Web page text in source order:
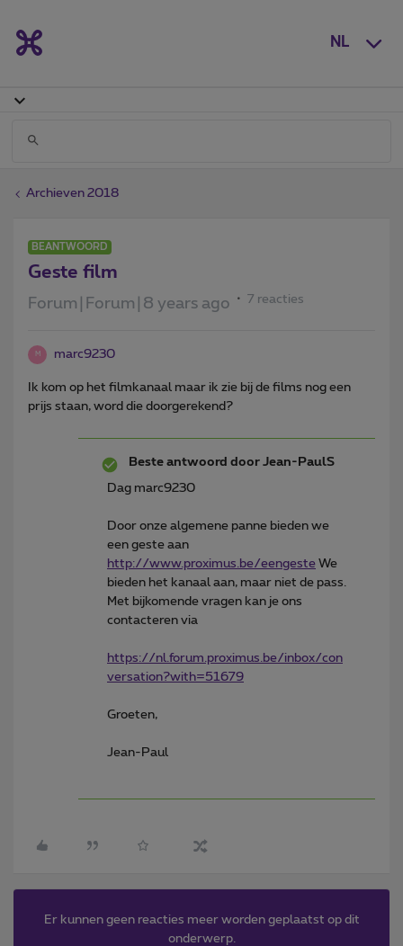
NL
Archieven 2018
BEANTWOORD
Geste film
Forum|Forum|8 years ago 7 reacties
M marc9230
Ik kom op het filmkanaal maar ik zie bij de films nog een
prijs staan, word die doorgerekend?
Beste antwoord door Jean-PaulS
Dag marc9230
Door onze algemene panne bieden we
een geste aan
http://www.proximus.be/eengeste We
bieden het kanaal aan, maar niet de pass.
Met bijkomende vragen kan je ons
contacteren via
https://nl.forum.proximus.be/inbox/con
versation?with=51679
Groeten,
Jean-Paul
Er kunnen geen reacties meer worden geplaatst op dit
onderwerp.